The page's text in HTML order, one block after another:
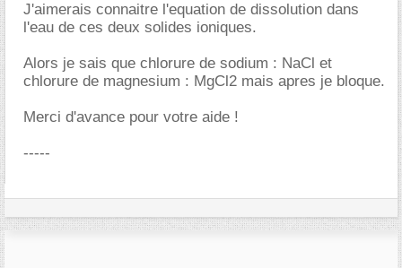
J'aimerais connaitre l'equation de dissolution dans
l'eau de ces deux solides ioniques.
Alors je sais que chlorure de sodium : NaCl et
chlorure de magnesium : MgCl2 mais apres je bloque.
Merci d'avance pour votre aide !
-----